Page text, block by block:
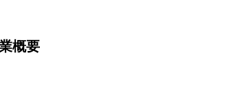
概要